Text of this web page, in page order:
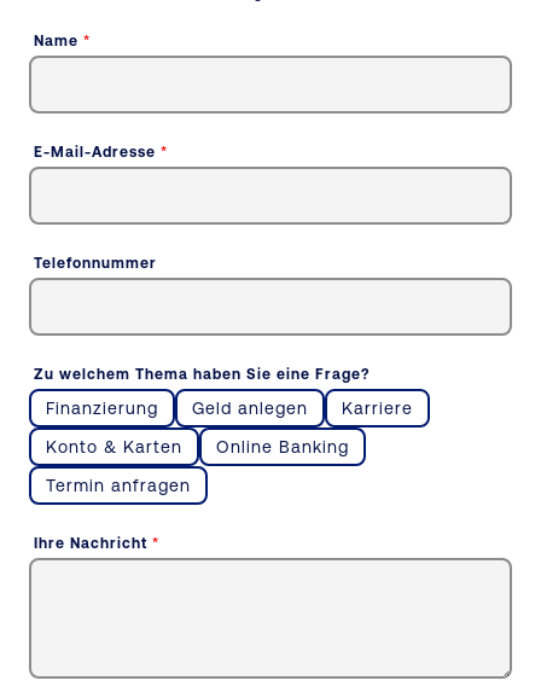
Name *
E-Mail-Adresse *
Telefonnummer
Zu welchem Thema haben Sie eine Frage?
Finanzierung Geld anlegen
Karriere
Konto & Karten
Online Banking
Termin anfragen
Ihre Nachricht *